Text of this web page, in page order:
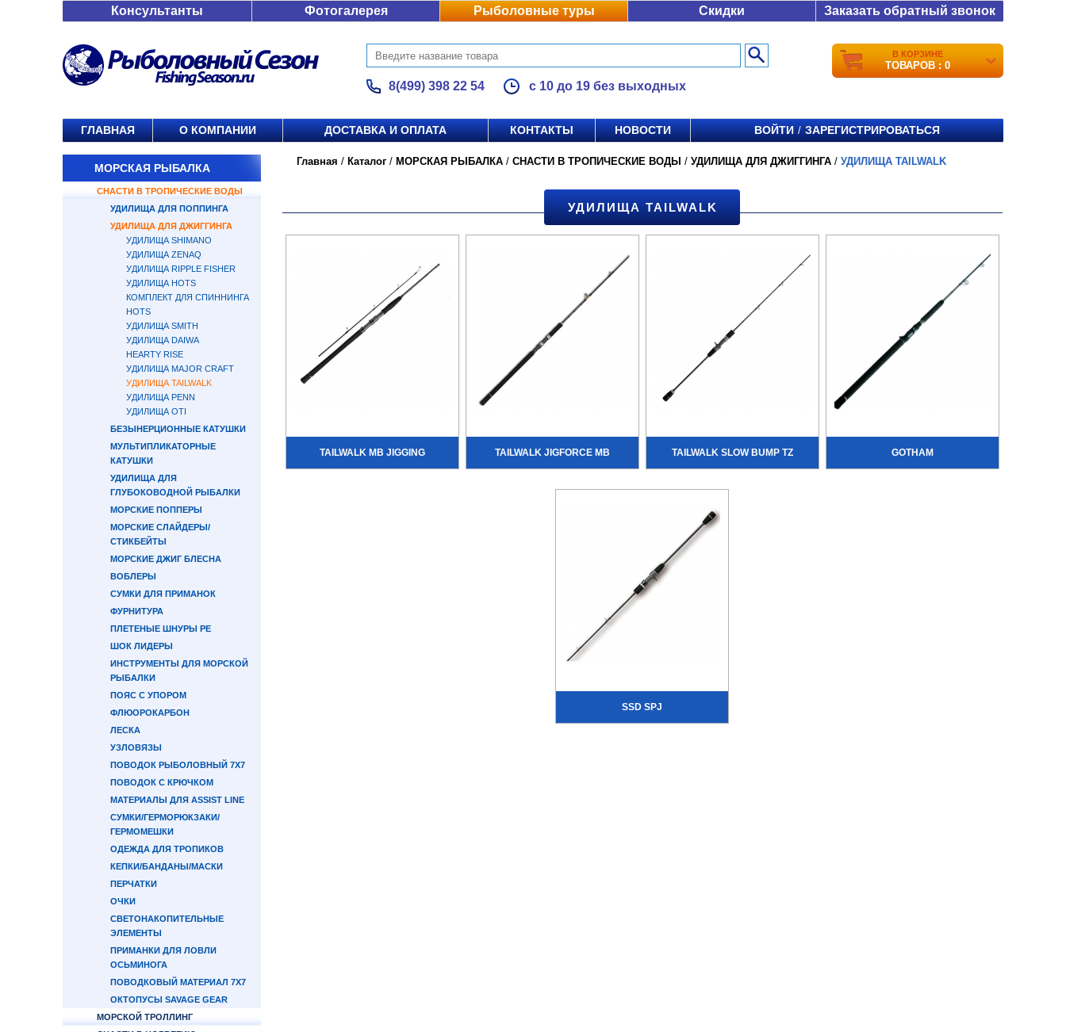
Консультанты Фотогалерея Рыболовные туры Скидки Заказать обратный звонок
8(499) 398 22 54 с 10 до 19 без выходных
В КОРЗИНЕ
ТОВАРОВ : 0
ГЛАВНАЯ О КОМПАНИИ ДОСТАВКА И ОПЛАТА КОНТАКТЫ НОВОСТИ ВОЙТИ / ЗАРЕГИСТРИРОВАТЬСЯ
МОРСКАЯ РЫБАЛКА
СНАСТИ В ТРОПИЧЕСКИЕ ВОДЫ
УДИЛИЩА ДЛЯ ПОППИНГА
УДИЛИЩА ДЛЯ ДЖИГГИНГА
УДИЛИЩА SHIMANO
УДИЛИЩА ZENAQ
УДИЛИЩА RIPPLE FISHER
УДИЛИЩА HOTS
КОМПЛЕКТ ДЛЯ СПИННИНГА
HOTS
УДИЛИЩА SMITH
УДИЛИЩА DAIWA
HEARTY RISE
УДИЛИЩА MAJOR CRAFT
УДИЛИЩА TAILWALK
УДИЛИЩА PENN
УДИЛИЩА OTI
БЕЗЫНЕРЦИОННЫЕ КАТУШКИ
МУЛЬТИПЛИКАТОРНЫЕ
КАТУШКИ
УДИЛИЩА ДЛЯ
ГЛУБОКОВОДНОЙ РЫБАЛКИ
МОРСКИЕ ПОППЕРЫ
МОРСКИЕ СЛАЙДЕРЫ/
СТИКБЕЙТЫ
МОРСКИЕ ДЖИГ БЛЕСНА
ВОБЛЕРЫ
СУМКИ ДЛЯ ПРИМАНОК
ФУРНИТУРА
ПЛЕТЕНЫЕ ШНУРЫ PE
ШОК ЛИДЕРЫ
ИНСТРУМЕНТЫ ДЛЯ МОРСКОЙ
РЫБАЛКИ
ПОЯС С УПОРОМ
ФЛЮОРОКАРБОН
ЛЕСКА
УЗЛОВЯЗЫ
ПОВОДОК РЫБОЛОВНЫЙ 7Х7
ПОВОДОК С КРЮЧКОМ
МАТЕРИАЛЫ ДЛЯ ASSIST LINE
СУМКИ/ГЕРМОРЮКЗАКИ/
ГЕРМОМЕШКИ
ОДЕЖДА ДЛЯ ТРОПИКОВ
КЕПКИ/БАНДАНЫ/МАСКИ
ПЕРЧАТКИ
ОЧКИ
СВЕТОНАКОПИТЕЛЬНЫЕ
ЭЛЕМЕНТЫ
ПРИМАНКИ ДЛЯ ЛОВЛИ
ОСЬМИНОГА
ПОВОДКОВЫЙ МАТЕРИАЛ 7Х7
ОКТОПУСЫ SAVAGE GEAR
МОРСКОЙ ТРОЛЛИНГ
Главная / Каталог / МОРСКАЯ РЫБАЛКА / СНАСТИ В ТРОПИЧЕСКИЕ ВОДЫ / УДИЛИЩА ДЛЯ ДЖИГГИНГА / УДИЛИЩА TAILWALK
УДИЛИЩА TAILWALK
TAILWALK MB JIGGING TAILWALK JIGFORCE MB TAILWALK SLOW BUMP TZ GOTHAM
SSD SPJ